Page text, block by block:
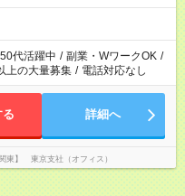
）
代活躍中 / 副業・WワークOK /
上の大量募集 / 電話対応なし
る 詳細へ
東】 東京支社（オフィス）